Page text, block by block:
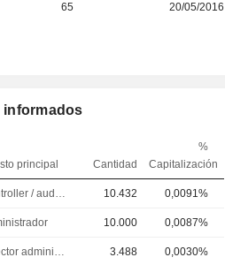
65 20/05/2016
informados
principal Cantidad
%
Capitalización
10.432 0,0091%
10.000 0,0087%
3.488 0,0030%